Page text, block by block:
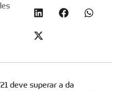
deve superar a da